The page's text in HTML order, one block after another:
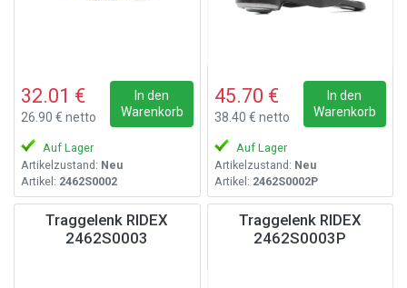
32.01 €
26.90 € netto
In den
Warenkorb
Auf Lager
Artikelzustand: Neu
Artikel: 2462S0002
45.70 €
38.40 € netto
In den
Warenkorb
Auf Lager
Artikelzustand: Neu
Artikel: 2462S0002P
Traggelenk RIDEX
2462S0003
Traggelenk RIDEX
2462S0003P